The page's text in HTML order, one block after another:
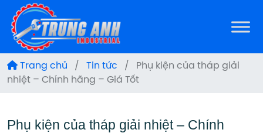
Trang chủ / Tin tức /
Phụ kiện của tháp giải
nhiệt – Chính hãng – Giá Tốt
Phụ kiện của tháp giải nhiệt – Chính